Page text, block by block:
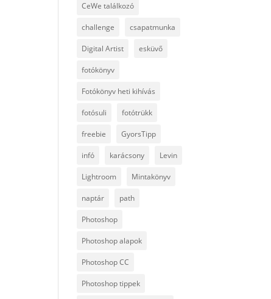
CeWe találkozó
challenge csapatmunka
Digital Artist esküvő
fotókönyv
Fotókönyv heti kihívás
fotósuli fotótrükk
freebie GyorsTipp
infó karácsony Levin
Lightroom Mintakönyv
naptár path
Photoshop
Photoshop alapok
Photoshop CC
Photoshop tippek